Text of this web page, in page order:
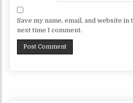
Save my name, email, and website
next time I comment.